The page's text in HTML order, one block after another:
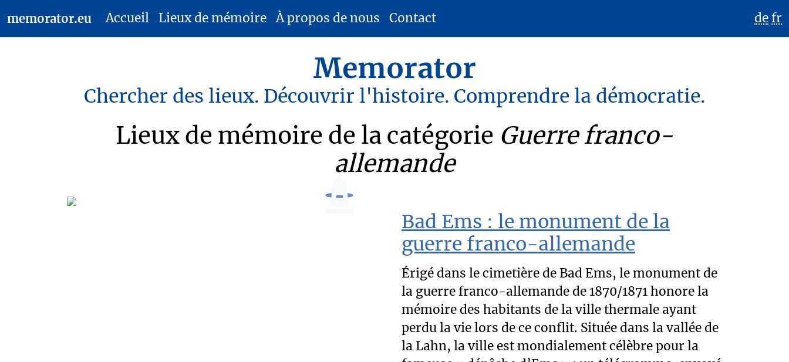
memorator.eu Accueil Lieux de mémoire À propos de nous Contact defr
Memorator
Chercher des lieux. Découvrir l'histoire. Comprendre la démocratie.
Lieux de mémoire de la catégorie Guerre franco-
allemande
Bad Ems : le monument de la
guerre franco-allemande
Érigé dans le cimetière de Bad Ems, le monument de
la guerre franco-allemande de 1870/1871 honore la
mémoire des habitants de la ville thermale ayant
perdu la vie lors de ce conflit. Située dans la vallée de
la Lahn, la ville est mondialement célèbre pour la